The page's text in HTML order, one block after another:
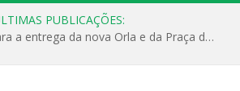
PUBLICAÇÕES:
Últimos detalhes para a entrega da nova Orla e da Praça do Praião